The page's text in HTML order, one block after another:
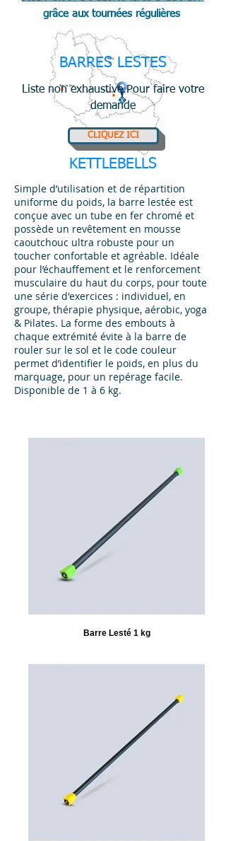
grâce aux tournées régulières
BARRES LESTES
Liste non exhaustive.Pour faire votre
demande
CLIQUEZ ICI
KETTLEBELLS
Simple d’utilisation et de répartition
uniforme du poids, la barre lestée est
conçue avec un tube en fer chromé et
possède un revêtement en mousse
caoutchouc ultra robuste pour un
toucher confortable et agréable. Idéale
pour l’échauffement et le renforcement
musculaire du haut du corps, pour toute
une série d'exercices : individuel, en
groupe, thérapie physique, aérobic, yoga
& Pilates. La forme des embouts à
chaque extrémité évite à la barre de
rouler sur le sol et le code couleur
permet d’identifier le poids, en plus du
marquage, pour un repérage facile.
Disponible de 1 à 6 kg.
Barre Lesté 1 kg